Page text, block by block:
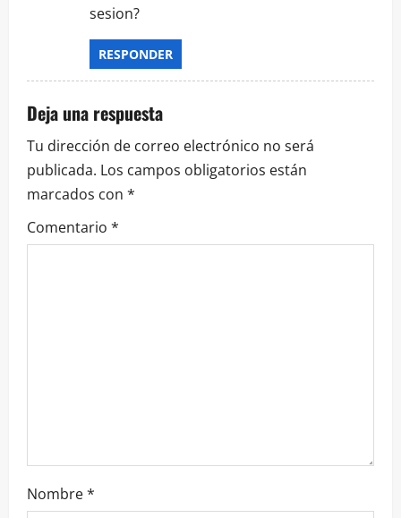
e
n
t
r
a
d
sesion?
RESPONDER
Deja una respuesta
Tu dirección de correo electrónico no será
publicada. Los campos obligatorios están
marcados con *
Comentario *
Nombre*